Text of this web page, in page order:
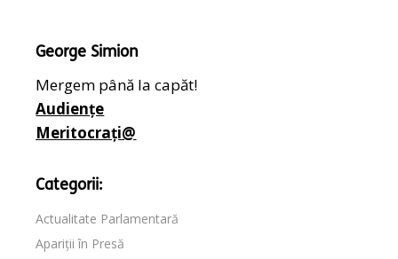
George Simion
Mergem până la capăt!
Audiențe
Meritocrați@
Categorii:
Actualitate Parlamentară
Apariții în Presă